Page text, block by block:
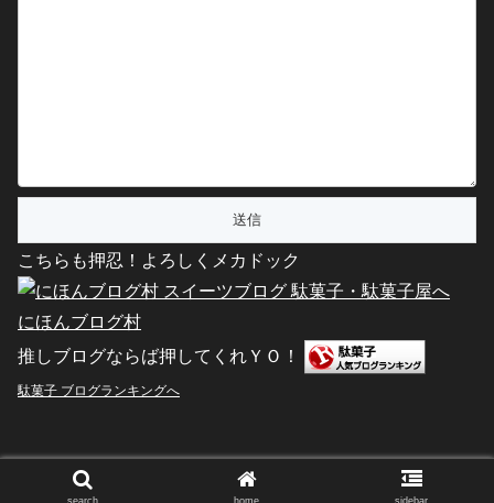
こちらも押忍！よろしくメカドック
にほんブログ村
推しブログならば押してくれＹＯ！
駄菓子 ブログランキングへ
Copyright © 2011-2026 駄菓子屋文化探訪 All Rights Reserved.
search home sidebar